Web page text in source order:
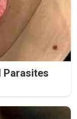
Parasites